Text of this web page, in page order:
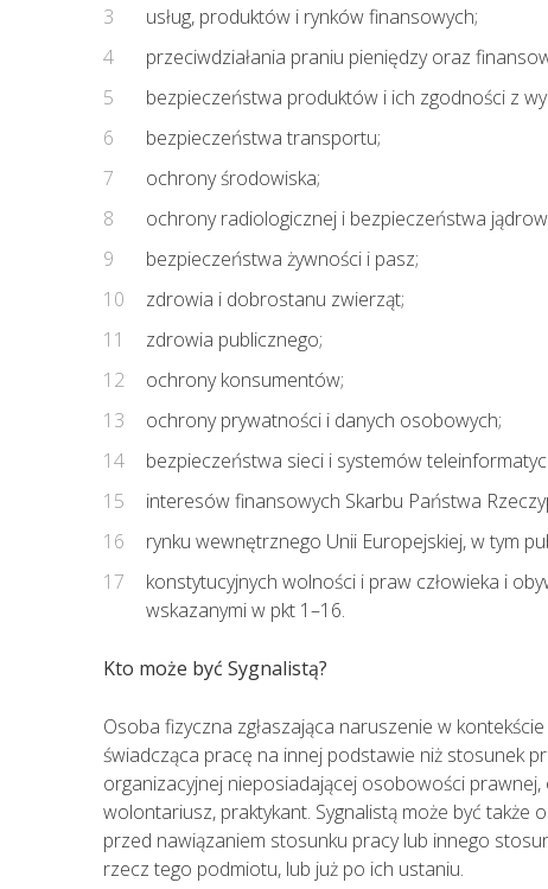
usług, produktów i rynków finansowych;
przeciwdziałania praniu pieniędzy oraz
bezpieczeństwa produktów i ich zgodności z
bezpieczeństwa transportu;
ochrony środowiska;
ochrony radiologicznej i bezpieczeństwa
bezpieczeństwa żywności i pasz;
zdrowia i dobrostanu zwierząt;
zdrowia publicznego;
ochrony konsumentów;
ochrony prywatności i danych osobowych;
bezpieczeństwa sieci i systemów
interesów finansowych Skarbu Państwa
rynku wewnętrznego Unii Europejskiej, w tym
konstytucyjnych wolności i praw człowieka i
wskazanymi w pkt 1–16.
Kto może być Sygnalistą?
Osoba fizyczna zgłaszająca naruszenie w
świadcząca pracę na innej podstawie niż stosunek
organizacyjnej nieposiadającej osobowości
wolontariusz, praktykant. Sygnalistą może być
przed nawiązaniem stosunku pracy lub innego
rzecz tego podmiotu, lub już po ich ustaniu.